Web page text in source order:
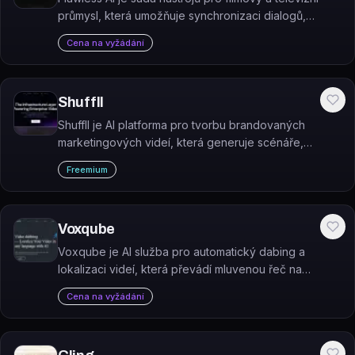
průmysl, která umožňuje synchronizaci dialogů,
vizuální dabing a lokalizaci pomocí umělé inteligence.
Cena na vyžádání
Shuffll
Shuffll je AI platforma pro tvorbu brandovaných
marketingových videí, která generuje scénáře,
navrhuje šablony a automatizuje střih přímo v
prohlížeči.
Freemium
Voxqube
Voxqube je AI služba pro automatický dabing a
lokalizaci videí, která převádí mluvenou řeč na
přeložený hlasový doprovod v cizím jazyce.
Cena na vyžádání